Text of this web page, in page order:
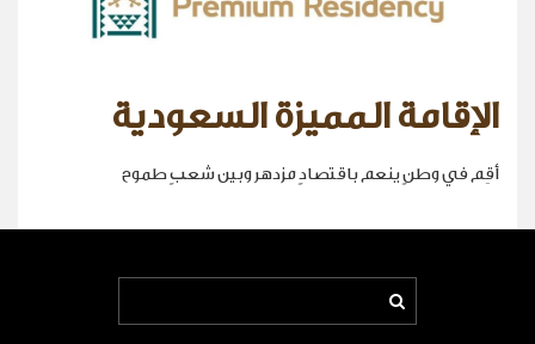
الإقامة المميزة السعودية
أقِم في وطنٍ ينعم باقتصادٍ مزدهر وبين شعبٍ طموح